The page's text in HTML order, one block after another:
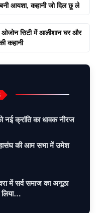
आयशा, कहानी जो दिल छू ले
ओजोन सिटी में आलीशान घर और
कहानी
नई क्रांति का धावक नीरज
की आम सभा में उमेश
में सर्व समाज का अनूठा